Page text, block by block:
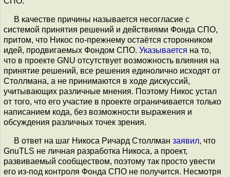
В качестве причины называется несогласие с
системой принятия решений и действиями Фонда СПО,
притом, что Никос по-прежнему остаётся сторонником
идей, продвигаемых Фондом СПО. Указывается на то,
что в проекте GNU отсутствует возможность влияния на
принятие решений, все решения единолично исходят от
Столлмана, а не принимаются в ходе дискуссий,
учитывающих различные мнения. Поэтому Никос устал
от того, что его участие в проекте ограничивается только
написанием кода, без возможности выражения и
обсуждения различных точек зрения.
В ответ на шаг Никоса Ричард Столлман заявил, что
GnuTLS не личная разработка Никоса, а проект,
развиваемый сообществом, поэтому так просто увести
его из-под контроля Фонда СПО не получится. Несмотря